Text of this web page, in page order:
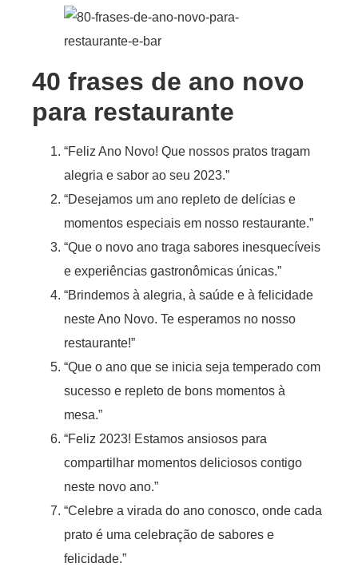
40 frases de ano novo
para restaurante
“Feliz Ano Novo! Que nossos pratos tragam
alegria e sabor ao seu 2023.”
“Desejamos um ano repleto de delícias e
momentos especiais em nosso restaurante.”
“Que o novo ano traga sabores inesquecíveis
e experiências gastronômicas únicas.”
“Brindemos à alegria, à saúde e à felicidade
neste Ano Novo. Te esperamos no nosso
restaurante!”
“Que o ano que se inicia seja temperado com
sucesso e repleto de bons momentos à
mesa.”
“Feliz 2023! Estamos ansiosos para
compartilhar momentos deliciosos contigo
neste novo ano.”
“Celebre a virada do ano conosco, onde cada
prato é uma celebração de sabores e
felicidade.”